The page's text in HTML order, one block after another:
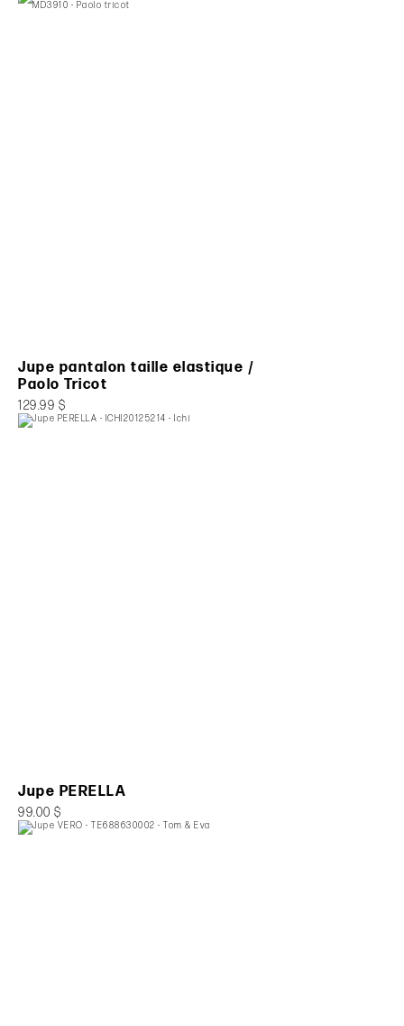
Jupe pantalon taille elastique /
Paolo Tricot
129.99 $
Jupe PERELLA
99.00 $